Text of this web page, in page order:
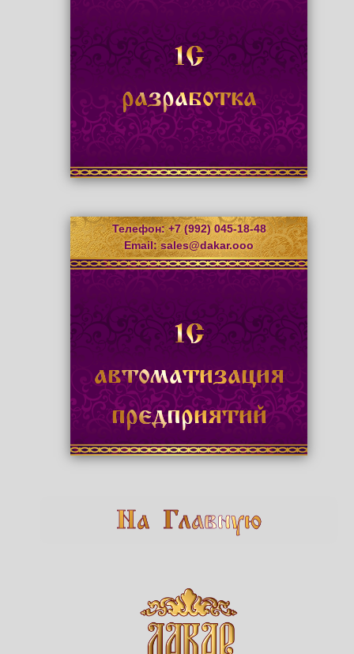
1С
разработка
1С
автоматизация
предприятий
Телефон: +7 (992) 045-18-48
Email:sales@dakar.ooo